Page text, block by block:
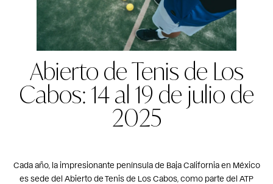
Abierto de Tenis de Los
Cabos: 14 al 19 de julio de
2025
Cada año, la impresionante península de Baja California en México
es sede del Abierto de Tenis de Los Cabos, como parte del ATP